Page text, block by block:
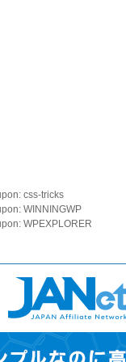
css-tricks
WINNINGWP
WPEXPLORER